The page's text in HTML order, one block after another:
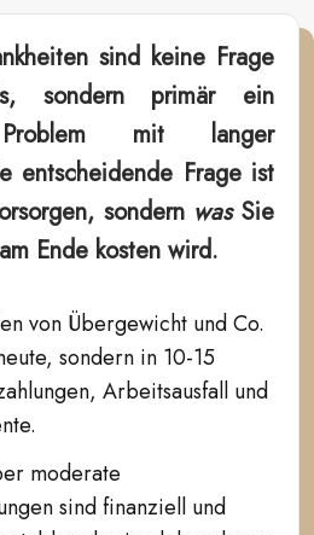
sind keine Frage
sondern primär ein
mit langer
entscheidende Frage ist
sondern wasSie
Ende kosten wird.
von Übergewicht und Co.
sondern in 10-15
Arbeitsausfall und
moderate
sind finanziell und